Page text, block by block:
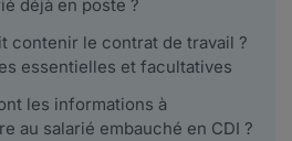
déjà en poste ?
contenir le contrat de travail ?
essentielles et facultatives
les informations à
au salarié embauché en CDI ?